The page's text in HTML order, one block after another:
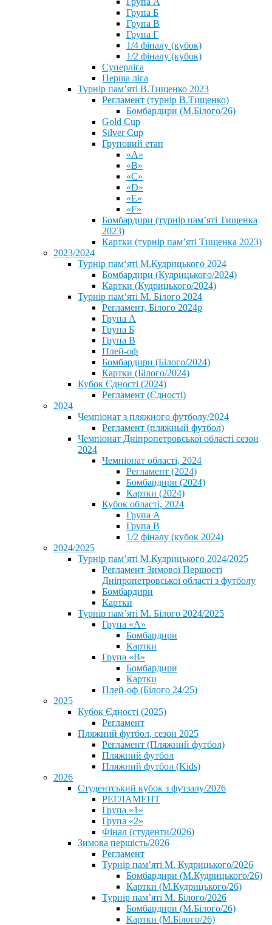
Група Б
Група В
Група Г
1/4 фіналу (кубок)
1/2 фіналу (кубок)
Суперліга
Перша ліга
Турнір пам’яті В.Тищенко 2023
Регламент (турнір В.Тищенко)
Бомбардири (М.Білого/26)
Gold Cup
Silver Cup
Груповий етап
«А»
«В»
«С»
«D»
«Е»
«F»
Бомбардири (турнір пам’яті Тищенка
2023)
Картки (турнір пам’яті Тищенка 2023)
2023/2024
⁨Турнір пам‘яті М.Кудрицького 2024
Бомбардири (Кудрицького/2024)
Картки (Кудрицького/2024)
⁨Турнір пам‘яті М. Білого 2024⁩
Регламент, Білого 2024р
Група А
Група Б
Група В
Плей-оф
Бомбардири (Білого/2024)
Картки (Білого/2024)
Кубок Єдності (2024)
Регламент (Єдності)
2024
Чемпіонат з пляжного футболу/2024
Регламент (пляжный футбол)
Чемпіонат Дніпропетровської області сезон
2024
Чемпіонат області, 2024
Регламент (2024)
Бомбардири (2024)
Картки (2024)
Кубок області, 2024
Група А
Група В
1/2 фіналу (кубок 2024)
2024/2025
Турнір пам’яті М.Кудрицького 2024/2025
Регламент Зимової Першості
Дніпропетровської області з футболу
Бомбардири
Картки
Турнір пам’яті М. Білого 2024/2025
Група «А»
Бомбардири
Картки
Група «В»
Бомбардири
Картки
Плей-оф (Білого 24/25)
2025
Кубок Єдності (2025)
Регламент
Пляжний футбол, сезон 2025
Регламент (Пляжний футбол)
Пляжний футбол
Пляжний футбол (Kids)
2026
Студентський кубок з футзалу/2026
РЕГЛАМЕНТ
Група «1»
Група «2»
Фінал (студенти/2026)
⁨Зимова першість/2026⁩
Регламент
Турнір пам’яті М. Кудрицького/2026
Бомбардири (М.Кудрицького/26)
Картки (М.Кудрицького/26)
Турнір пам’яті М. Білого/2026
Бомбардири (М.Білого/26)
Картки (М.Білого/26)